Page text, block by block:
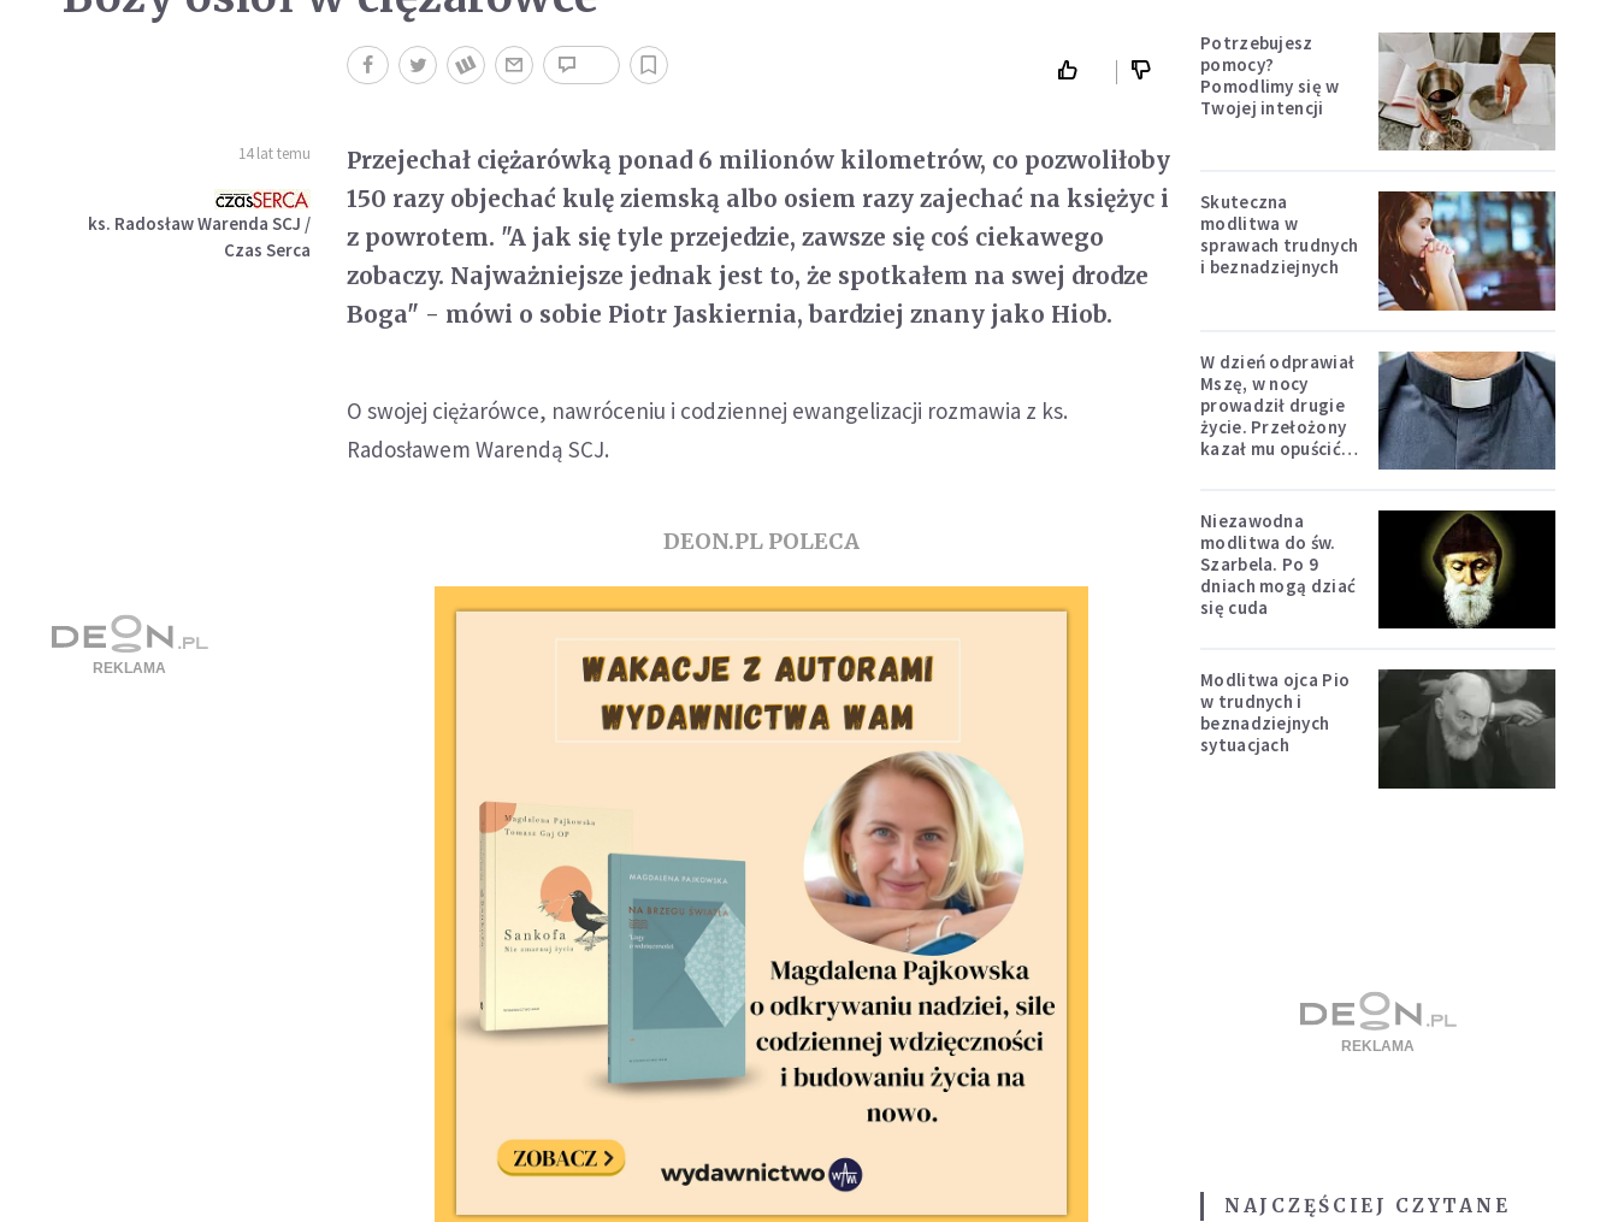
14 lat temu
ks. Radosław Warenda SCJ /
Czas Serca
Przejechał ciężarówką ponad 6 milionów kilometrów, co pozwoliłoby
150 razy objechać kulę ziemską albo osiem razy zajechać na księżyc i
z powrotem. "A jak się tyle przejedzie, zawsze się coś ciekawego
zobaczy. Najważniejsze jednak jest to, że spotkałem na swej drodze
Boga" - mówi o sobie Piotr Jaskiernia, bardziej znany jako Hiob.
O swojej ciężarówce, nawróceniu i codziennej ewangelizacji rozmawia z ks.
Radosławem Warendą SCJ.
DEON.PL POLECA
Potrzebujesz
pomocy?
Pomodlimy się w
Twojej intencji
Skuteczna
modlitwa w
sprawach trudnych
i beznadziejnych
W dzień odprawiał
Mszę, w nocy
prowadził drugie
życie. Przełożony
kazał mu opuścić
Niezawodna
modlitwa do św.
Szarbela. Po 9
dniach mogą dziać
się cuda
Modlitwa ojca Pio
w trudnych i
beznadziejnych
sytuacjach
NAJCZĘŚCIEJ CZYTANE